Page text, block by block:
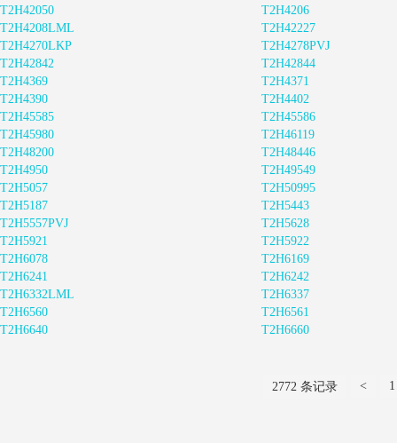
T2H42050
T2H4206
T2H4208LML
T2H42227
T2H4270LKP
T2H4278PVJ
T2H42842
T2H42844
T2H4369
T2H4371
T2H4390
T2H4402
T2H45585
T2H45586
T2H45980
T2H46119
T2H48200
T2H48446
T2H4950
T2H49549
T2H5057
T2H50995
T2H5187
T2H5443
T2H5557PVJ
T2H5628
T2H5921
T2H5922
T2H6078
T2H6169
T2H6241
T2H6242
T2H6332LML
T2H6337
T2H6560
T2H6561
T2H6640
T2H6660
2772 条记录 < 1